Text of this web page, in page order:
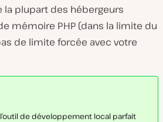
la plupart des hébergeurs
mémoire PHP (dans la limite du
de limite forcée avec votre
de développement local parfait